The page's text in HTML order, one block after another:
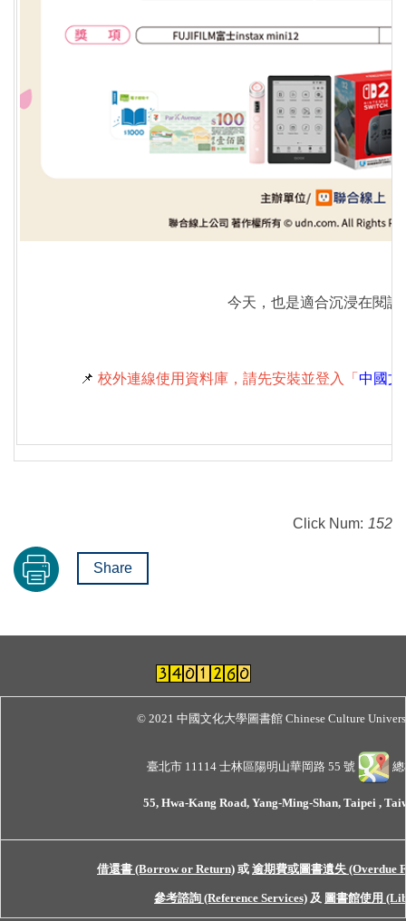
今天，也是適合沉浸在閱
📌 校外連線使用資料庫，請先安裝並登入「 中國文
Click Num: 152
Share
© 2021 中國文化大學圖書館 Chinese Culture
臺北市 11114 士林區陽明山華岡路 55 號
55, Hwa-Kang Road, Yang-Ming-Shan, Taipei ,
借還書 (Borrow or Return) 或 逾期費或圖書遺失 (Overdue
參考諮詢 (Reference Services) 及 圖書館使用